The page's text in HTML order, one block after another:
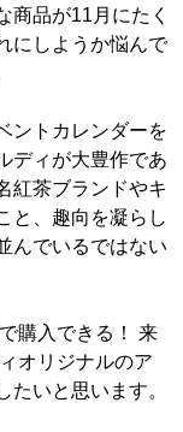
商品が11月にたく
にしようか悩んで
ントカレンダーを
ディが大豊作であ
紅茶ブランドやキ
と、趣向を凝らし
んでいるではない
購入できる！ 来
オリジナルのア
たいと思います。